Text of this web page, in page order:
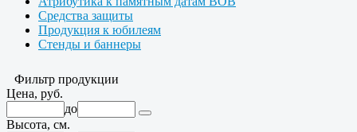
Средства защиты
Продукция к юбилеям
Стенды и баннеры
Фильтр продукции
Цена, руб.
до
Высота, см.